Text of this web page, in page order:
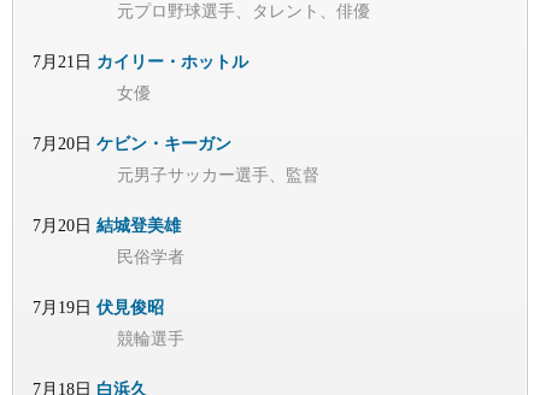
元プロ野球選手、タレント、俳優
7月21日 カイリー・ホットル
女優
7月20日 ケビン・キーガン
元男子サッカー選手、監督
7月20日 結城登美雄
民俗学者
7月19日 伏見俊昭
競輪選手
7月18日 白浜久